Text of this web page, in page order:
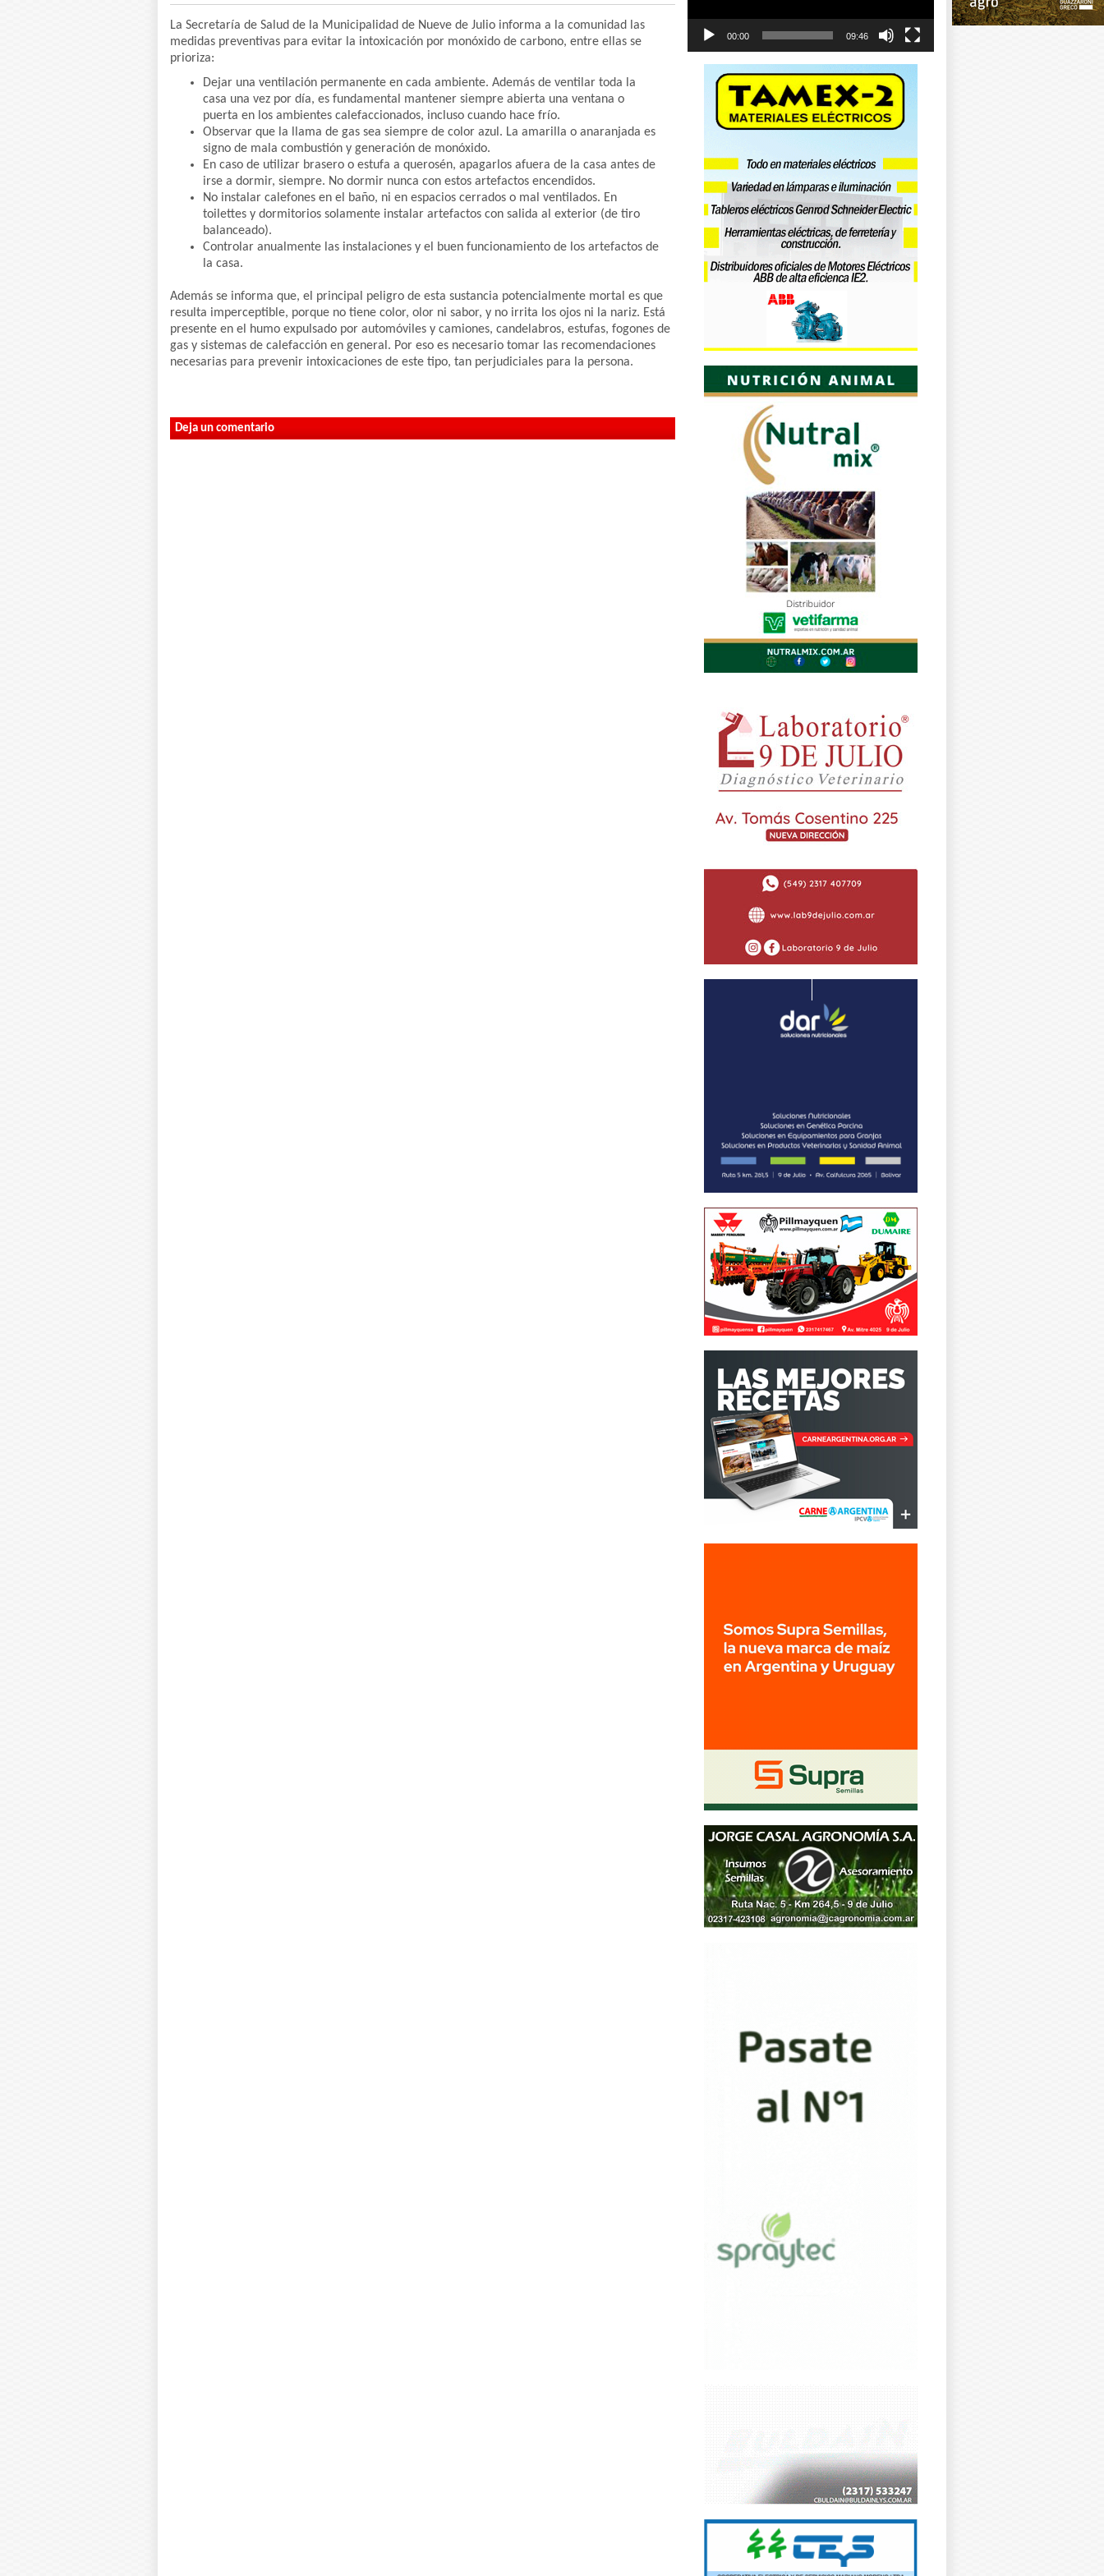
La Secretaría de Salud de la Municipalidad de Nueve de Julio informa a la comunidad las
medidas preventivas para evitar la intoxicación por monóxido de carbono, entre ellas se
prioriza:
Dejar una ventilación permanente en cada ambiente. Además de ventilar toda la
casa una vez por día, es fundamental mantener siempre abierta una ventana o
puerta en los ambientes calefaccionados, incluso cuando hace frío.
Observar que la llama de gas sea siempre de color azul. La amarilla o anaranjada es
signo de mala combustión y generación de monóxido.
En caso de utilizar brasero o estufa a querosén, apagarlos afuera de la casa antes de
irse a dormir, siempre. No dormir nunca con estos artefactos encendidos.
No instalar calefones en el baño, ni en espacios cerrados o mal ventilados. En
toilettes y dormitorios solamente instalar artefactos con salida al exterior (de tiro
balanceado).
Controlar anualmente las instalaciones y el buen funcionamiento de los artefactos de
la casa.
Además se informa que, el principal peligro de esta sustancia potencialmente mortal es que
resulta imperceptible, porque no tiene color, olor ni sabor, y no irrita los ojos ni la nariz. Está
presente en el humo expulsado por automóviles y camiones, candelabros, estufas, fogones de
gas y sistemas de calefacción en general. Por eso es necesario tomar las recomendaciones
necesarias para prevenir intoxicaciones de este tipo, tan perjudiciales para la persona.
Deja un comentario
00:00 09:46